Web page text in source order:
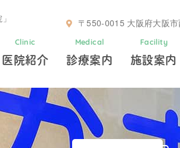
〒550-0015 大阪府大阪
Clinic
医院紹介
Medical
診療案内
Facility
施設案内